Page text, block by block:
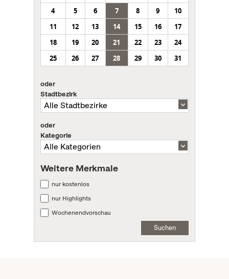
4
5 6 7 8 9
10
11
12 13 14 15 16
17
18
19 20 21 22 23
24
25
26 27 28 29 30 31
oder
Stadtbezirk
oder
Kategorie
Weitere Merkmale
nur kostenlos
nur Highlights
Wochenendvorschau
Suchen